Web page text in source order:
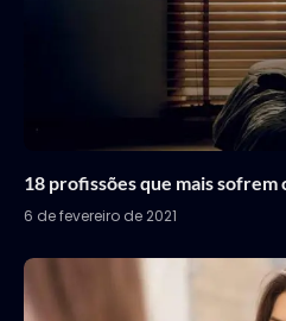
18 profissões que mais sofrem
6 de fevereiro de 2021